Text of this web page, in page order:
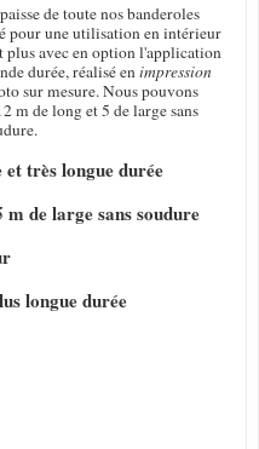
de toute nos banderoles
pour une utilisation en intérieur
plus avec en option l'application
durée, réalisé enimpression
sur mesure. Nous pouvons
m de long et 5 de large sans
très longue durée
de large sans soudure
longue durée